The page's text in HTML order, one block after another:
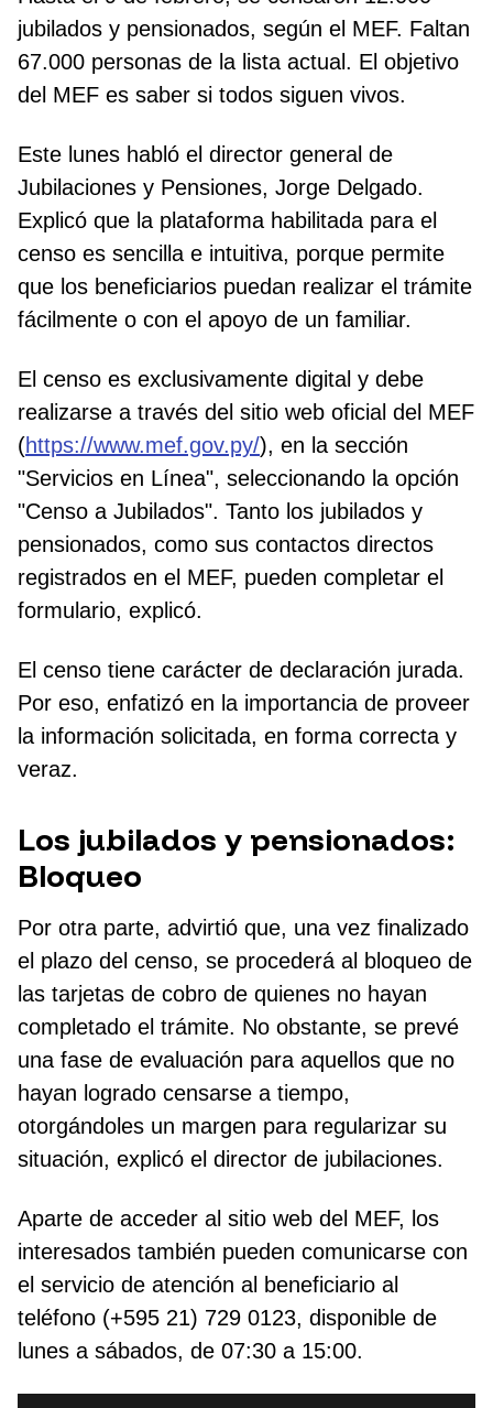
jubilados y pensionados, según el MEF. Faltan
67.000 personas de la lista actual. El objetivo
del MEF es saber si todos siguen vivos.
Este lunes habló el director general de
Jubilaciones y Pensiones, Jorge Delgado.
Explicó que la plataforma habilitada para el
censo es sencilla e intuitiva, porque permite
que los beneficiarios puedan realizar el trámite
fácilmente o con el apoyo de un familiar.
El censo es exclusivamente digital y debe
realizarse a través del sitio web oficial del MEF
(https://www.mef.gov.py/), en la sección
"Servicios en Línea", seleccionando la opción
"Censo a Jubilados". Tanto los jubilados y
pensionados, como sus contactos directos
registrados en el MEF, pueden completar el
formulario, explicó.
El censo tiene carácter de declaración jurada.
Por eso, enfatizó en la importancia de proveer
la información solicitada, en forma correcta y
veraz.
Los jubilados y pensionados:
Bloqueo
Por otra parte, advirtió que, una vez finalizado
el plazo del censo, se procederá al bloqueo de
las tarjetas de cobro de quienes no hayan
completado el trámite. No obstante, se prevé
una fase de evaluación para aquellos que no
hayan logrado censarse a tiempo,
otorgándoles un margen para regularizar su
situación, explicó el director de jubilaciones.
Aparte de acceder al sitio web del MEF, los
interesados también pueden comunicarse con
el servicio de atención al beneficiario al
teléfono (+595 21) 729 0123, disponible de
lunes a sábados, de 07:30 a 15:00.